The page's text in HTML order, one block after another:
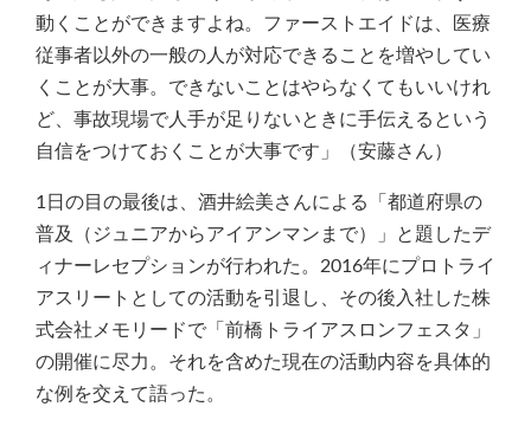
動くことができますよね。ファーストエイドは、医療
従事者以外の一般の人が対応できることを増やしてい
くことが大事。できないことはやらなくてもいいけれ
ど、事故現場で人手が足りないときに手伝えるという
自信をつけておくことが大事です」（安藤さん）
1日の目の最後は、酒井絵美さんによる「都道府県の
普及（ジュニアからアイアンマンまで）」と題したデ
ィナーレセプションが行われた。2016年にプロトライ
アスリートとしての活動を引退し、その後入社した株
式会社メモリードで「前橋トライアスロンフェスタ」
の開催に尽力。それを含めた現在の活動内容を具体的
な例を交えて語った。